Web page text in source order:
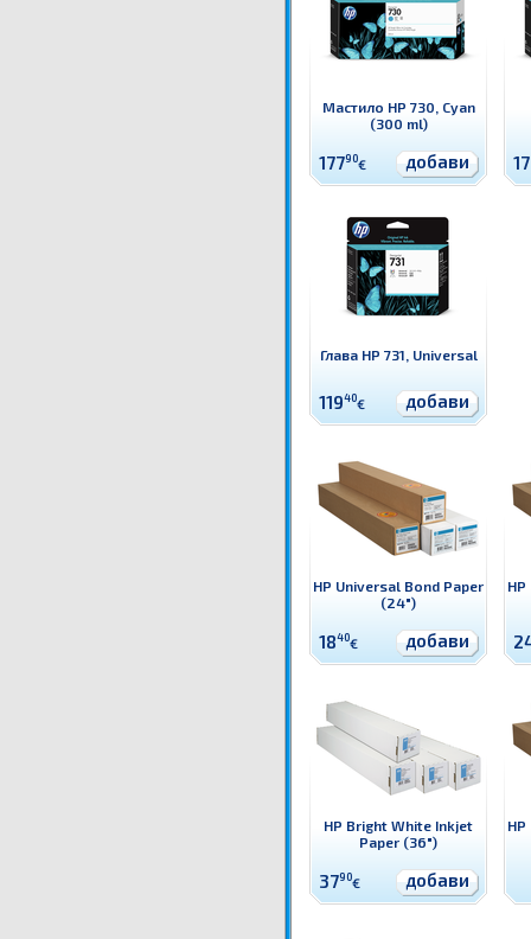
Мастило HP 730, Cyan
(300 ml)
17790€ добави
Глава HP 731, Universal
11940€ добави
HP Universal Bond Paper
(24")
1840€ добави
HP Bright White Inkjet
Paper (36")
3790€ добави